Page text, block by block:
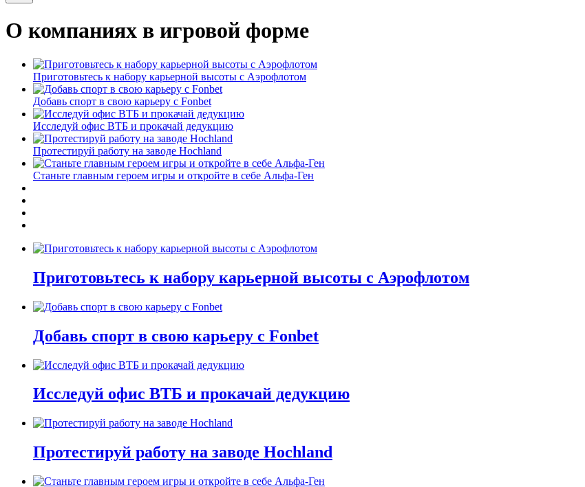
О компаниях в игровой форме
Приготовьтесь к набору карьерной высоты с Аэрофлотом
Добавь спорт в свою карьеру с Fonbet
Исследуй офис ВТБ и прокачай дедукцию
Протестируй работу на заводе Hochland
Станьте главным героем игры и откройте в себе Альфа-Ген
Приготовьтесь к набору карьерной высоты с Аэрофлотом
Добавь спорт в свою карьеру с Fonbet
Исследуй офис ВТБ и прокачай дедукцию
Протестируй работу на заводе Hochland